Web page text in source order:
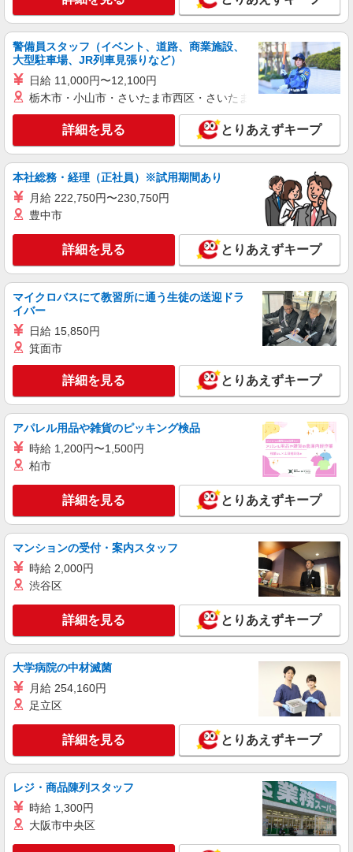
キープ 詳細を見る
派遣社員
株式会社kotrio /●KY-H-1787592
NEW
和邇駅のシニアマンション▼フロアの巡回や
安否確認など
通費全支給(ガソリン代含む)＞
大津市内 最寄り駅：和邇
キープ 詳細を見る
派遣社員 NEW
大津京駅のシニアマンション▼フロアの巡回
や安否確認など
時給1500円〜2125円 ＜日払い有/週払い有/交
通費全支給(ガソリン代含む)＞
詳細を見る
株式会社kotrio /●KY-H-2013223
NEW
堅田駅＊少人数グルホで利用者さんと家事や
掃除など♪日払いOK
時給1550円〜2187円 ＜日払い有/週払い有/交
大津市｜最寄り駅：堅田
キープ 詳細を見る
派遣社員
株式会社kotrio /●KY-H-1991861
NEW
膳所駅｜シニア向けマンションで夜勤専従＊
暮らしのお手伝い
時給1550円〜2187円 ＜日払い有/週払い有/交
通費全支給(ガソリン代含む)＞
詳細を見る
株式会社kotrio /●KY-H-1991455
NEW
膳所＊グループホームSTAFF＊生活のサポー
ト業務を担当
時給1550円〜2187円 ＜日払い有/週払い有/交
警備員スタッフ（イベント、道路、商業施設、
大型駐車場、JR列車見張りなど）
日給 11,000円〜12,100円
栃木市・小山市・さいたま市西区・さいたま市岩槻区・久喜市・
詳細を見る とりあえずキープ
本社総務・経理（正社員）※試用期間あり
月給 222,750円〜230,750円
豊中市
詳細を見る とりあえずキープ
マイクロバスにて教習所に通う生徒の送迎ドラ
イバー
日給 15,850円
箕面市
詳細を見る とりあえずキープ
アパレル用品や雑貨のピッキング検品
時給 1,200円〜1,500円
柏市
詳細を見る とりあえずキープ
マンションの受付・案内スタッフ
時給 2,000円
渋谷区
詳細を見る とりあえずキープ
大学病院の中材滅菌
月給 254,160円
足立区
詳細を見る とりあえずキープ
レジ・商品陳列スタッフ
時給 1,300円
大阪市中央区